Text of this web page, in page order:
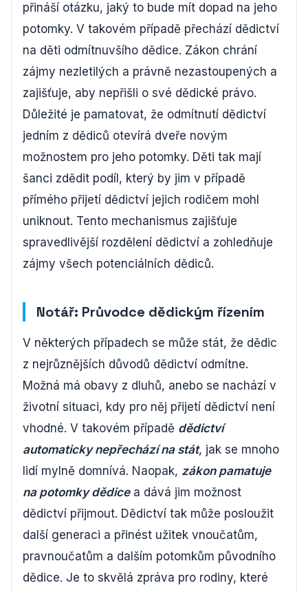
přináší otázku, jaký to bude mít dopad na jeho
potomky. V takovém případě přechází dědictví
na děti odmítnuvšího dědice. Zákon chrání
zájmy nezletilých a právně nezastoupených a
zajišťuje, aby nepřišli o své dědické právo.
Důležité je pamatovat, že odmítnutí dědictví
jedním z dědiců otevírá dveře novým
možnostem pro jeho potomky. Děti tak mají
šanci zdědit podíl, který by jim v případě
přímého přijetí dědictví jejich rodičem mohl
uniknout. Tento mechanismus zajišťuje
spravedlivější rozdělení dědictví a zohledňuje
zájmy všech potenciálních dědiců.
Notář: Průvodce dědickým řízením
V některých případech se může stát, že dědic
z nejrůznějších důvodů dědictví odmítne.
Možná má obavy z dluhů, anebo se nachází v
životní situaci, kdy pro něj přijetí dědictví není
vhodné. V takovém případě dědictví
automaticky nepřechází na stát, jak se mnoho
lidí mylně domnívá. Naopak, zákon pamatuje
na potomky dědicea dává jim možnost
dědictví přijmout. Dědictví tak může posloužit
další generaci a přinést užitek vnoučatům,
pravnoučatům a dalším potomkům původního
dědice. Je to skvělá zpráva pro rodiny, které